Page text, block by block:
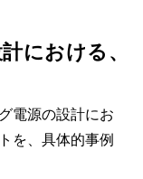
における、
電源の設計にお
を、具体的事例